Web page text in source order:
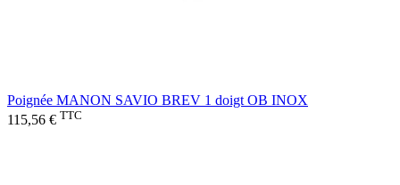
Poignée MANON SAVIO BREV 1 doigt OB INOX
115,56 € TTC